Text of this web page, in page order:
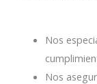
Nos
Nos